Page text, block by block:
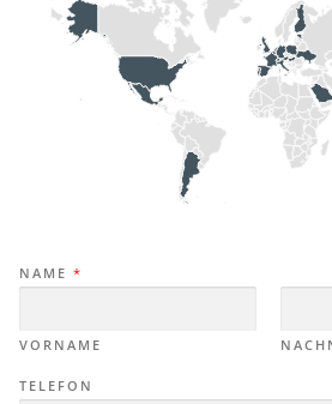
NAME *
VORNAME
TELEFON